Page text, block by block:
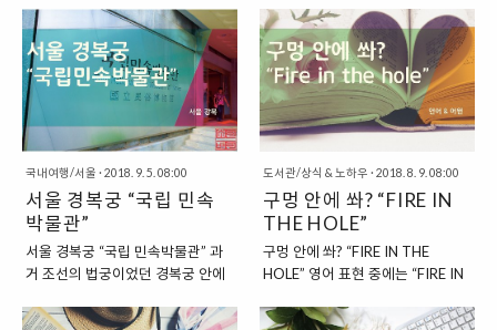
다. 특히, 코토부키야의 제품이 처음
이 시장에 뛰어들었을 때만 하더라
도 피규어는 조금 조악했다고 하는
데, 코토부키야에서 만든 제품의 퀄
리티가 좋아서 큰 인상을 남겼다고..
니다. 바로 김정민의 “스팀팩”이라
는 프로그램에 게스트로 출연하면,
그 게스트는 저주를 받아서 경기에
패배하거나 탈락하는 등..
선 게임보다는 컴퓨터 게임이 더욱
더 활성화가 되어 있고, 인기를 끌고
있는 곳이지요. 그래서 상대적으로
이렇게 “액션 게임”은 잘 알려져 있
지 않습니다. 대전 액션 게임 분야에
서는 일본 선수가 강세를 보이고 있
기도 합니다. 그중에서도 특히 “우
메하라 다이고”라는 전설적인 선수
가 있는데요. 특히 2D 대전 액션 게
임에서 강세를 보이고 있는 선수이
지요. 아마도 “대전 액션 게임” 분야
에서는 세계에서 가장 유명한 선수
터 게임에서 이미 잘 알려진 우메하
에는 게임이 드디어 "스포츠"로 인
정을 받기 시작하는 무렵이었습니
다. 스타크래프트의 인기에 힘입어,
그에 맞는 대회가 생겨나고, 전문적
으로 대회에 참가하는 선수들을 영
입해서 프로구단이 생겨나기도 했
기였기에 지금처럼 "게임"이 '이스
포츠"로 완전히 뿌리를 내린 시기는
아니었습니다. 이제 그런 분위기가
막 시작되는 시기였지요. "이스포츠
의 중심에 있었던 임요환 선수" 우
하는데 이 선수를 빼놓고 이야기를
국내여행/서울 · 2018. 9. 5. 08:00
서울 경복궁 “국립 민속
박물관”
서울 경복궁 “국립 민속박물관” 과
거 조선의 법궁이었던 경복궁 안에
니다. 경복궁 동쪽에서는 다소 이상
도서관/상식 & 노하우 · 2018. 8. 9. 08:00
구멍 안에 쏴? “FIRE IN
THE HOLE”
구멍 안에 쏴? “FIRE IN THE
HOLE” 영어 표현 중에는 “FIRE IN
다. 일상에서 흔히 들어볼 수 있는